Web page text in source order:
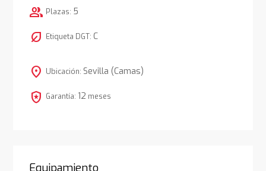
group Plazas: 5
nest_eco_leaf Etiqueta DGT: C
location_on Ubicación: Sevilla (Camas)
local_police Garantía: 12 meses
Equipamiento